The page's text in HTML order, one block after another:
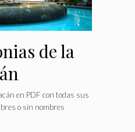
de la
en PDF con todas sus
o sin nombres